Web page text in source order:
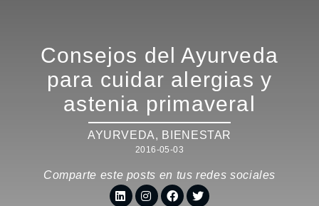
Consejos del Ayurveda
para cuidar alergias y
astenia primaveral
AYURVEDA, BIENESTAR
2016-05-03
Comparte este posts en tus redes sociales